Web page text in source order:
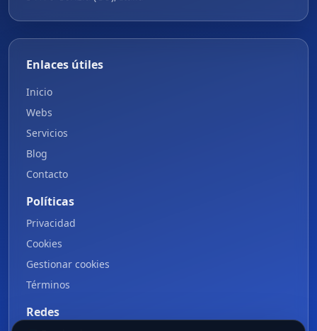
Enlaces útiles
Inicio
Webs
Servicios
Blog
Contacto
Políticas
Privacidad
Cookies
Gestionar cookies
Términos
Redes